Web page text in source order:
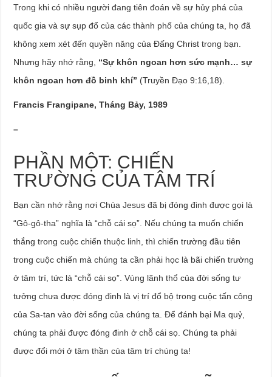
Trong khi có nhiều người đang tiên đoán về sự hủy phá của
quốc gia và sự sụp đổ của các thành phố của chúng ta, họ đã
không xem xét đến quyền năng của Đấng Christ trong bạn.
Nhưng hãy nhớ rằng, “Sự khôn ngoan hơn sức mạnh… sự
khôn ngoan hơn đồ binh khí” (Truyền Đạo 9:16,18).
Francis Frangipane, Tháng Bảy, 1989
–
PHẦN MỘT: CHIẾN
TRƯỜNG CỦA TÂM TRÍ
Bạn cần nhớ rằng nơi Chúa Jesus đã bị đóng đinh được gọi là
“Gô-gô-tha” nghĩa là “chỗ cái sọ”. Nếu chúng ta muốn chiến
thắng trong cuộc chiến thuộc linh, thì chiến trường đầu tiên
trong cuộc chiến mà chúng ta cần phải học là bãi chiến trường
ở tâm trí, tức là “chỗ cái sọ”. Vùng lãnh thổ của đời sống tư
tưởng chưa được đóng đinh là vị trí đổ bộ trong cuộc tấn công
của Sa-tan vào đời sống của chúng ta. Để đánh bại Ma quỷ,
chúng ta phải được đóng đinh ở chỗ cái sọ. Chúng ta phải
được đổi mới ở tâm thần của tâm trí chúng ta!